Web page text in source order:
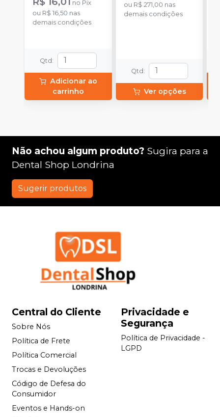
aplicação. no Pix
ou R$ 16,50 nas
demais condições
Qtd :
Adicionar ao
carrinho
ou R$ 271,00 nas
demais condições
Qtd :
Ver opções
Não achou algum produto? Sugira para a
Dental Shop Londrina
Sugerir produtos
Central do Cliente
Sobre Nós
Política de Frete
Política Comercial
Trocas e Devoluções
Código de Defesa do
Consumidor
Eventos e Hands-on
Privacidade e
Segurança
Política de Privacidade -
LGPD